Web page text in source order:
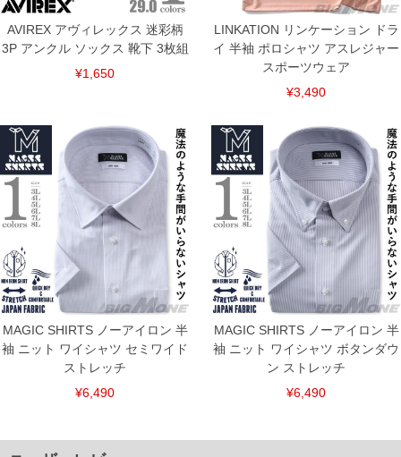
AVIREX アヴィレックス 迷彩柄
3P アンクル ソックス 靴下 3枚組
¥1,650
LINKATION リンケーション ドラ
イ 半袖 ポロシャツ アスレジャー
スポーツウェア
¥3,490
MAGIC SHIRTS ノーアイロン 半
袖 ニット ワイシャツ セミワイド
ストレッチ
¥6,490
MAGIC SHIRTS ノーアイロン 半
袖 ニット ワイシャツ ボタンダウ
ン ストレッチ
¥6,490